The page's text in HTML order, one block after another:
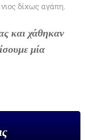
δίχως αγάπη.
και χάθηκαν
μία